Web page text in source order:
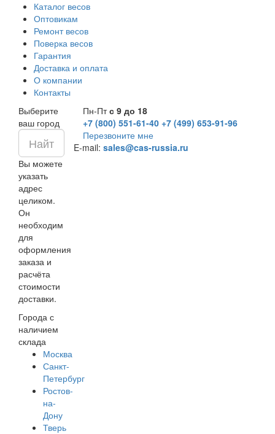
Каталог весов
Оптовикам
Ремонт весов
Поверка весов
Гарантия
Доставка и оплата
О компании
Контакты
Выберите
ваш город
Вы можете
указать
адрес
целиком.
Он
необходим
для
оформления
заказа и
расчёта
стоимости
доставки.
Города с
наличием
склада
Москва
Санкт-
Петербург
Ростов-
на-
Дону
Тверь
Пн-Птс 9 до 18
+7 (800) 551-61-40 +7 (499) 653-91-96
Перезвоните мне
E-mail: sales@cas-russia.ru